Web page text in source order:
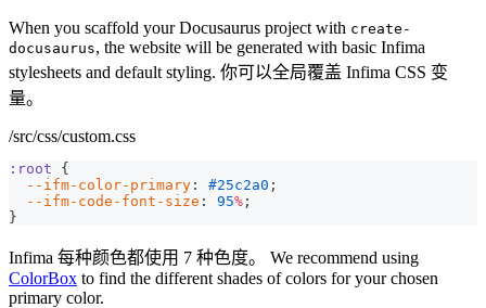
When you scaffold your Docusaurus project with create-
docusaurus, the website will be generated with basic Infima
stylesheets and default styling. 你可以全局覆盖 Infima CSS 变
量。
/src/css/custom.css
:root
{
--ifm-color-primary : #25c2a0 ;
--ifm-code-font-size : 95% ;
}
Infima 每种颜色都使用 7 种色度。 We recommend using
ColorBox to find the different shades of colors for your chosen
primary color.